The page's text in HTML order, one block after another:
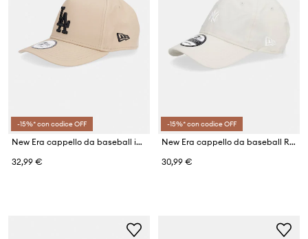
-15%* con codice OFF
New Era cappello da baseball in cotone LE EFRAME LA DODGERS
32,99 €
-15%* con codice OFF
New Era cappello da baseball RECYCLED MINI 920 NYY
30,99 €